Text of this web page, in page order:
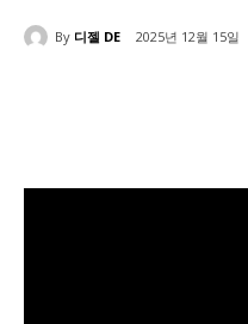
By 디젤 DE 2025년 12월 15일